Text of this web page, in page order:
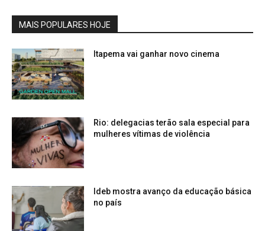
MAIS POPULARES HOJE
Itapema vai ganhar novo cinema
Rio: delegacias terão sala especial para
mulheres vítimas de violência
Ideb mostra avanço da educação básica
no país